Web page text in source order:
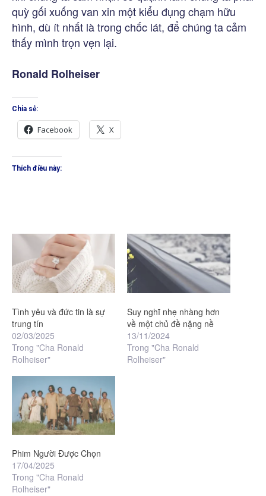
quỳ gối xuống van xin một kiểu đụng chạm hữu
hình, dù ít nhất là trong chốc lát, để chúng ta cảm
thấy mình trọn vẹn lại.
Ronald Rolheiser
Chia sẻ:
Facebook X
Thích điều này:
Tình yêu và đức tin là sự
trung tín
02/03/2025
Trong "Cha Ronald
Rolheiser"
Suy nghĩ nhẹ nhàng hơn
về một chủ đề nặng nề
13/11/2024
Trong "Cha Ronald
Rolheiser"
Phim Người Được Chọn
17/04/2025
Trong "Cha Ronald
Rolheiser"